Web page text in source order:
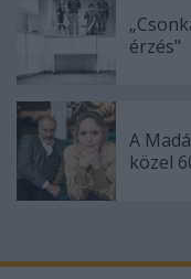
érzés"
A
közel